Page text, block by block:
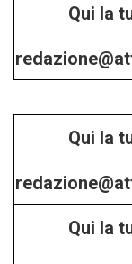
Qui la
Qui la
Qui la